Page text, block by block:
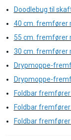
Doodlebug til
40 cm. fremfører
55 cm. fremfører
30 cm. fremfører
Drypmoppe-
Drypmoppe-
Foldbar fremfører
Foldbar fremfører
Foldbar fremfører